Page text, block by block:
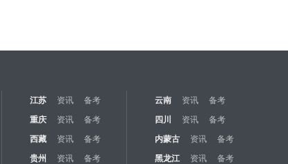
江苏 资讯 备考 云南 资讯
备考
重庆 资讯 备考 四川 资讯
备考
西藏 资讯 备考 内蒙古 资讯
备考
贵州 资讯 备考 黑龙江 资讯
备考